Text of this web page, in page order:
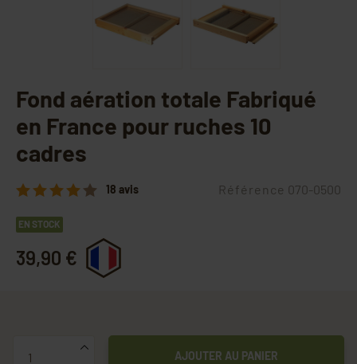
Fond aération totale Fabriqué
en France pour ruches 10
cadres
18 avis Référence 070-0500
EN STOCK
39,90 €
AJOUTER AU PANIER